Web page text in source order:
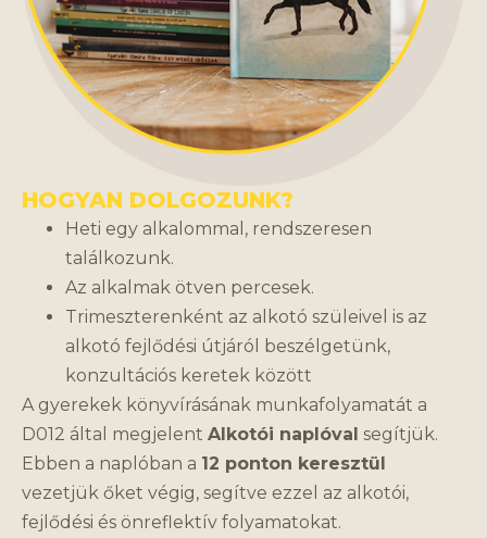
HOGYAN DOLGOZUNK?
Heti egy alkalommal, rendszeresen
találkozunk.
Az alkalmak ötven percesek.
Trimeszterenként az alkotó szüleivel is az
alkotó fejlődési útjáról beszélgetünk,
konzultációs keretek között
A gyerekek könyvírásának munkafolyamatát a
D012 által megjelent Alkotói naplóval segítjük.
Ebben a naplóban a 12 ponton keresztül
vezetjük őket végig, segítve ezzel az alkotói,
fejlődési és önreflektív folyamatokat.